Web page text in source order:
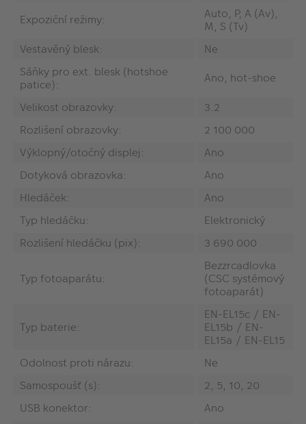
Expoziční režimy:
Auto, P, A (Av),
M, S (Tv)
Vestavěný blesk:
Ne
Sáňky pro ext. blesk (hotshoe
patice):
Ano, hot-shoe
Velikost obrazovky:
3.2
Rozlišení obrazovky:
2 100 000
Výklopný/otočný displej:
Ano
Dotyková obrazovka:
Ano
Hledáček:
Ano
Typ hledáčku:
Elektronický
Rozlišení hledáčku (pix):
3 690 000
Typ fotoaparátu:
Bezzrcadlovka
(CSC systémový
fotoaparát)
Typ baterie:
EN-EL15c / EN-
EL15b / EN-
EL15a / EN-EL15
Odolnost proti nárazu:
Ne
Samospoušť (s):
2, 5, 10, 20
USB konektor:
Ano